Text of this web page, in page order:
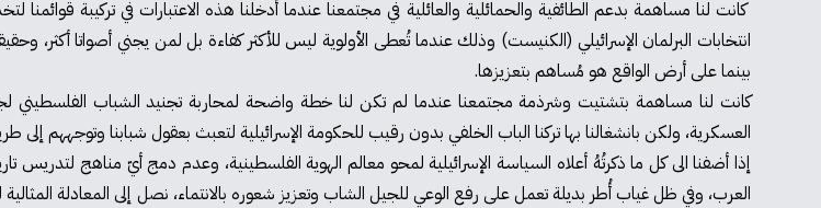
كانت لنا مساهمة بدعم الطائفية والحمائلية والعائلية في مجتمعنا عندما أدخلنا هذه الاعتبارات في تركيبة قوائمنا
انتخابات البرلمان الإسرائيلي (الكنيست) وذلك عندما تُعطى الأولوية ليس للأكثر كفاءة بل لمن يجني أصواتا أكثر،
بينما على أرض الواقع هو مُساهم بتعزيزها.
كانت لنا مساهمة بتشتيت وشرذمة مجتمعنا عندما لم تكن لنا خطة واضحة لمحاربة تجنيد الشباب الفلسطيني
العسكرية، ولكن بانشغالنا بها تركنا الباب الخلفي بدون رقيب للحكومة الإسرائيلية لتعبث بعقول شبابنا وتوجههم
إذا أضفنا الى كل ما ذكرتُهُ أعلاه السياسة الإسرائيلية لمحو معالم الهوية الفلسطينية، وعدم دمج أيّ مناهج لتدريس
العرب، وفي ظل غياب أُطر بديلة تعمل على رفع الوعي للجيل الشاب وتعزيز شعوره بالانتماء، نصل إلى المعادلة